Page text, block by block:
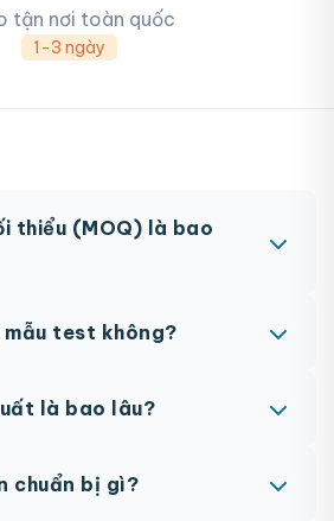
tận nơi toàn quốc
1-3 ngày
thiểu (MOQ) là bao
MOQ khác nhau.
test không?
được tính vào đơn hàng
là bao lâu?
nếu cần gấp, vui lòng liên
chuẩn bị gì?